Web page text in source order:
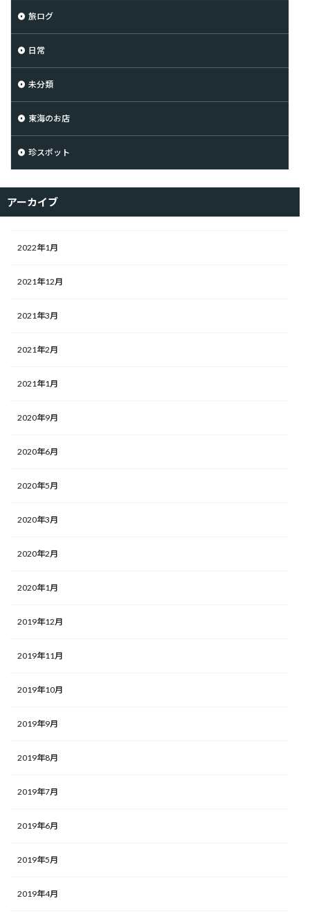
旅ログ
日常
未分類
東海のお店
珍スポット
アーカイブ
2022年1月
2021年12月
2021年3月
2021年2月
2021年1月
2020年9月
2020年6月
2020年5月
2020年3月
2020年2月
2020年1月
2019年12月
2019年11月
2019年10月
2019年9月
2019年8月
2019年7月
2019年6月
2019年5月
2019年4月